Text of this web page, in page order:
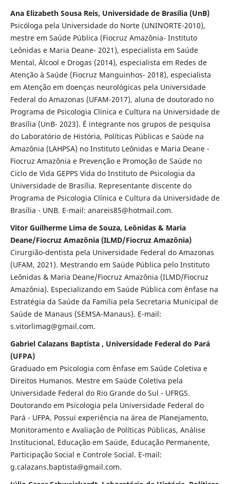
Ana Elizabeth Sousa Reis, Universidade de Brasília (UnB)
Psicóloga pela Universidade do Norte (UNINORTE-2010),
mestre em Saúde Pública (Fiocruz Amazônia- Instituto
Leônidas e Maria Deane- 2021), especialista em Saúde
Mental, Álcool e Drogas (2014), especialista em Redes de
Atenção à Saúde (Fiocruz Manguinhos- 2018), especialista
em Atenção em doenças neurológicas pela Universidade
Federal do Amazonas (UFAM-2017), aluna de doutorado no
Programa de Psicologia Clínica e Cultura na Universidade de
Brasília (UnB- 2023). É integrante nos grupos de pesquisa
do Laboratório de História, Políticas Públicas e Saúde na
Amazônia (LAHPSA) no Instituto Leônidas e Maria Deane -
Fiocruz Amazônia e Prevenção e Promoção de Saúde no
Ciclo de Vida GEPPS Vida do Instituto de Psicologia da
Universidade de Brasília. Representante discente do
Programa de Psicologia Clínica e Cultura da Universidade de
Brasília - UNB. E-mail: anareis85@hotmail.com.
Vitor Guilherme Lima de Souza, Leônidas & Maria
Deane/Fiocruz Amazônia (ILMD/Fiocruz Amazônia)
Cirurgião-dentista pela Universidade Federal do Amazonas
(UFAM, 2021). Mestrando em Saúde Pública pelo Instituto
Leônidas & Maria Deane/Fiocruz Amazônia (ILMD/Fiocruz
Amazônia). Especializando em Saúde Pública com ênfase na
Estratégia da Saúde da Família pela Secretaria Municipal de
Saúde de Manaus (SEMSA-Manaus). E-mail:
s.vitorlimag@gmail.com.
Gabriel Calazans Baptista , Universidade Federal do Pará
(UFPA)
Graduado em Psicologia com ênfase em Saúde Coletiva e
Direitos Humanos. Mestre em Saúde Coletiva pela
Universidade Federal do Rio Grande do Sul - UFRGS.
Doutorando em Psicologia pela Universidade Federal do
Pará - UFPA. Possui experiência na área de Planejamento,
Monitoramento e Avaliação de Políticas Públicas, Análise
Institucional, Educação em Saúde, Educação Permanente,
Participação Social e Controle Social. E-mail:
g.calazans.baptista@gmail.com.